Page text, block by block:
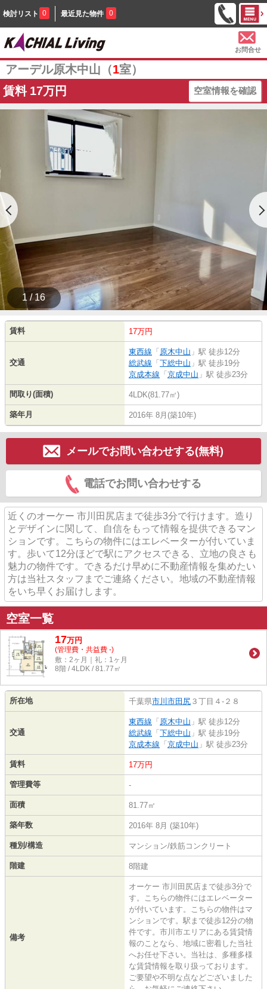
検討リスト 0 最近見た物件 0
お問合せ
アーデル原木中山（1室）
賃料 17万円 空室情報を確認
1 / 16
賃料 17万円
交通
東西線 「 原木中山 」駅 徒歩12分
総武線 「 下総中山 」駅 徒歩19分
京成本線 「 京成中山 」駅 徒歩23分
間取り(面積) 4LDK(81.77㎡)
築年月 2016年 8月(築10年)
メールでお問い合わせする(無料)
電話でお問い合わせする
近くのオーケー 市川田尻店まで徒歩3分で行けます。造り
とデザインに関して、自信をもって情報を提供できるマン
ションです。こちらの物件にはエレベーターが付いていま
す。歩いて12分ほどで駅にアクセスできる、立地の良さも
魅力の物件です。できるだけ早めに不動産情報を集めたい
方は当社スタッフまでご連絡ください。地域の不動産情報
をいち早くお届けします。
空室一覧
17万円
(管理費・共益費 -)
敷：2ヶ月｜礼：1ヶ月
8階 / 4LDK / 81.77㎡
所在地 千葉県市川市田尻 ３丁目４-２８
交通
東西線 「 原木中山 」駅 徒歩12分
総武線 「 下総中山 」駅 徒歩19分
京成本線 「 京成中山 」駅 徒歩23分
賃料 17万円
管理費等 -
面積 81.77㎡
築年数 2016年 8月 (築10年)
種別/構造 マンション/鉄筋コンクリート
階建 8階建
備考
オーケー 市川田尻店まで徒歩3分で
す。こちらの物件にはエレベーター
が付いています。こちらの物件はマ
ンションです。駅まで徒歩12分の物
件です。市川市エリアにある賃貸情
報のことなら、地域に密着した当社
へお任せ下さい。当社は、多種多様
な賃貸情報を取り扱っております。
ご要望や不明な点などございました